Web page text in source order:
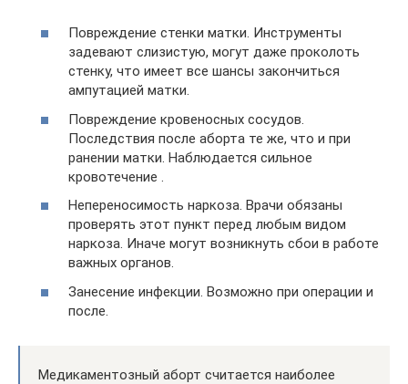
Повреждение стенки матки. Инструменты
задевают слизистую, могут даже проколоть
стенку, что имеет все шансы закончиться
ампутацией матки.
Повреждение кровеносных сосудов.
Последствия после аборта те же, что и при
ранении матки. Наблюдается сильное
кровотечение .
Непереносимость наркоза. Врачи обязаны
проверять этот пункт перед любым видом
наркоза. Иначе могут возникнуть сбои в работе
важных органов.
Занесение инфекции. Возможно при операции и
после.
Медикаментозный аборт считается наиболее